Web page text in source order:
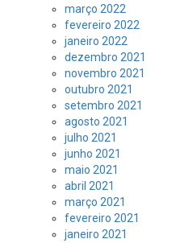
março 2022
fevereiro 2022
janeiro 2022
dezembro 2021
novembro 2021
outubro 2021
setembro 2021
agosto 2021
julho 2021
junho 2021
maio 2021
abril 2021
março 2021
fevereiro 2021
janeiro 2021